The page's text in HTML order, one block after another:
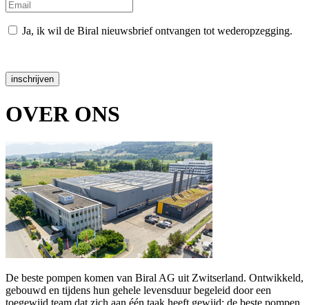
Ja, ik wil de Biral nieuwsbrief ontvangen tot wederopzegging.
inschrijven
OVER ONS
De beste pompen komen van Biral AG uit Zwitserland. Ontwikkeld,
gebouwd en tijdens hun gehele levensduur begeleid door een